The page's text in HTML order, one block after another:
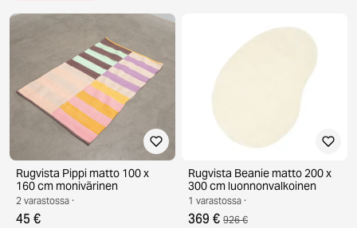
Rugvista Pippi matto 100 x
160 cm monivärinen
2 varastossa ·
45 €
Rugvista Beanie matto 200 x
300 cm luonnonvalkoinen
1 varastossa ·
369 € 926 €